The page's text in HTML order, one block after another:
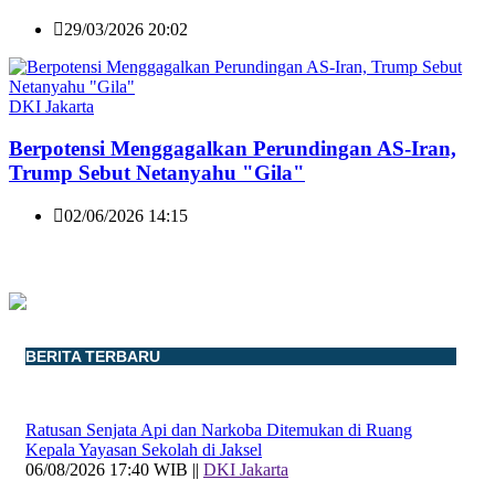
29/03/2026 20:02
DKI Jakarta
Berpotensi Menggagalkan Perundingan AS-Iran,
Trump Sebut Netanyahu "Gila"
02/06/2026 14:15
BERITA TERBARU
Ratusan Senjata Api dan Narkoba Ditemukan di Ruang
Kepala Yayasan Sekolah di Jaksel
06/08/2026 17:40 WIB || DKI Jakarta